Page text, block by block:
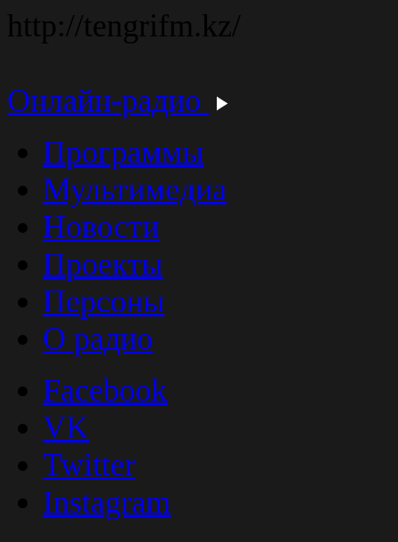
http://tengrifm.kz/
Онлайн-радио
Программы
Мультимедиа
Новости
Проекты
Персоны
О радио
Facebook
VK
Twitter
Instagram